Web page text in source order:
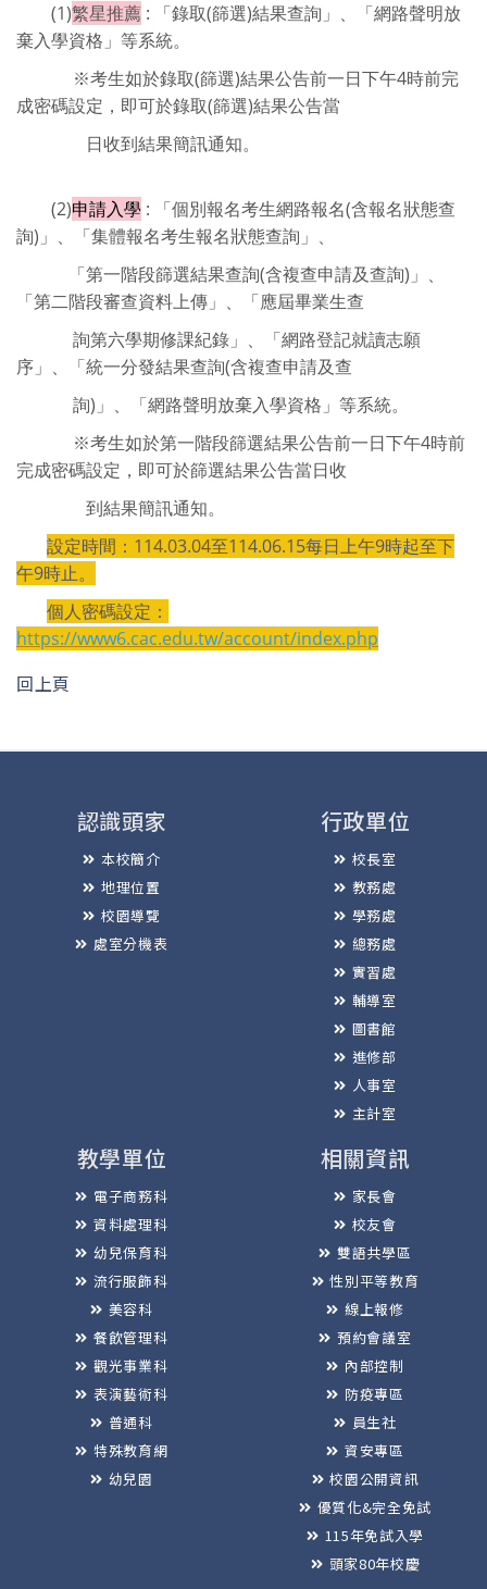
(1)繁星推薦 : 「錄取(篩選)結果查詢」、「網路聲明放
棄入學資格」等系統。
※考生如於錄取(篩選)結果公告前一日下午4時前完
成密碼設定，即可於錄取(篩選)結果公告當
日收到結果簡訊通知。
(2)申請入學 : 「個別報名考生網路報名(含報名狀態查
詢)」、「集體報名考生報名狀態查詢」、
「第一階段篩選結果查詢(含複查申請及查詢)」、
「第二階段審查資料上傳」、「應屆畢業生查
詢第六學期修課紀錄」、「網路登記就讀志願
序」、「統一分發結果查詢(含複查申請及查
詢)」、「網路聲明放棄入學資格」等系統。
※考生如於第一階段篩選結果公告前一日下午4時前
完成密碼設定，即可於篩選結果公告當日收
到結果簡訊通知。
設定時間：114.03.04至114.06.15每日上午9時起至下
午9時止。
個人密碼設定：
https://www6.cac.edu.tw/account/index.php
回上頁
認識頭家
本校簡介
地理位置
校園導覽
處室分機表
行政單位
校長室
教務處
學務處
總務處
實習處
輔導室
圖書館
進修部
人事室
主計室
教學單位
電子商務科
資料處理科
幼兒保育科
流行服飾科
美容科
餐飲管理科
觀光事業科
表演藝術科
普通科
特殊教育網
幼兒園
相關資訊
家長會
校友會
雙語共學區
性別平等教育
線上報修
預約會議室
內部控制
防疫專區
員生社
資安專區
校園公開資訊
優質化&完全免試
115年免試入學
頭家80年校慶